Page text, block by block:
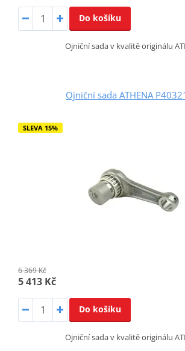
Do košíku
Ojniční sada v kvalitě originálu
Ojniční sada ATHENA
SLEVA 15%
6 369 Kč
5 413 Kč
Do košíku
Ojniční sada v kvalitě originálu